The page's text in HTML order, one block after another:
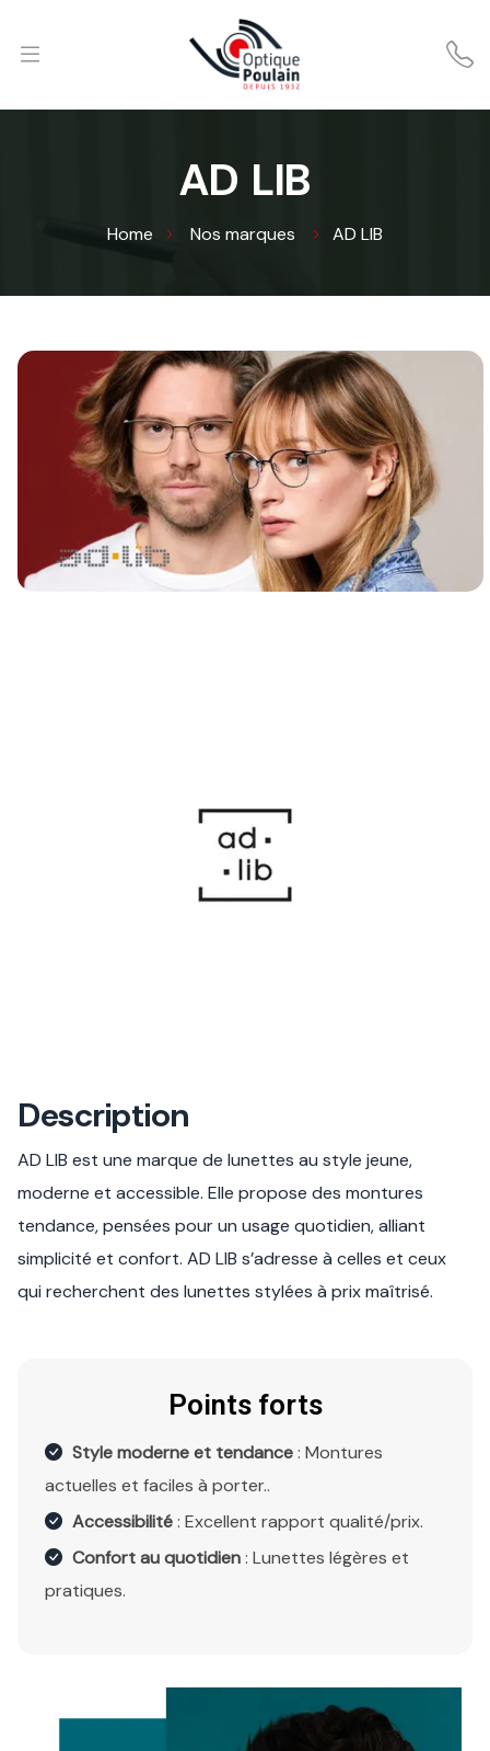
AD LIB
Home Nos marques AD LIB
Description
AD LIB est une marque de lunettes au style jeune,
moderne et accessible. Elle propose des montures
tendance, pensées pour un usage quotidien, alliant
simplicité et confort. AD LIB s’adresse à celles et ceux
qui recherchent des lunettes stylées à prix maîtrisé.
Points forts
Style moderne et tendance: Montures
actuelles et faciles à porter..
Accessibilité: Excellent rapport qualité/prix.
Confort au quotidien: Lunettes légères et
pratiques.